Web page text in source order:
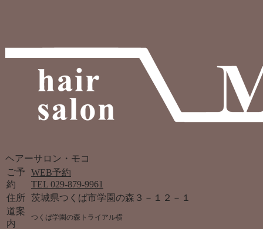
ヘアーサロン・モコ
ご予
約
WEB予約
TEL 029-879-9961
住所 茨城県つくば市学園の森３－１２－１
道案
内
つくば学園の森トライアル横